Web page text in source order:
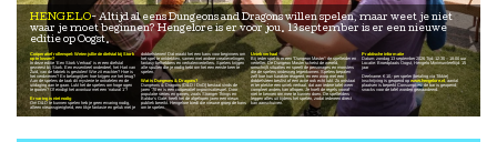
HENGELO Altijd al eens Dungeons and Dragons willen spelen, maar weet je niet
waar je moet beginnen? Hengelore is er voor jou. 13 september is er een nieuwe
editie op Oogst.
Coöperatief rollenspel: Weten jullie de diefstal bij Stork
op te lossen?
In deze editie ‘Een Stork Verhaal’ is er een diefstal
geweest bij Stork. Een essentieel onderdeel, het Hart van
Zuid, van de fabriek is gestolen! Wie zit erachter? Hoe is
het verdwenen? En belangrijker: hoe krijgen we het terug?
Aan de spelers de taak dit mysterie te ontrafelen en de
uitdaging aan te gaan. Lukt het de spelers om hoge ogen
te gooien? Of eindigt het avontuur met een ‘natural 1’?
Ervaring is niet nodig
Om D&D te kunnen spelen heb je geen ervaring nodig,
alleen nieuwsgierigheid, een tikje fantasie en geluk met je
dobbelstenen! Dat maakt het een kans voor beginners om
het spel te ontdekken, samen met andere creatievelingen,
fantasy liefhebbers en verhalenvertellers. Spelers krijgen
alle spullen die je nodig hebt om het een eerste keer te
spelen.
Wat is Dungeons & Dragons?
Dungeons & Dragons (D&D / DnD) bestaat sinds de
jaren ’70 en is een coöperatief improvisatiespel. Door
populaire series en games, zoals Stranger Things en
Baldur’s Gate, heeft het de afgelopen jaren een nieuw
publiek bereikt. Hengelore biedt die nieuwe groep de kans
om te spelen.
Uniek verhaal
Bij ieder spel is er een “Dungeon Master": de spelleider en
verteller. De Dungeon Master schetst de wereld,
omschrijft situaties en speelt de personages en monsters
die de spelers onderweg tegenkomen. Spelers bepalen
zelf hoe hun karakter reageert, en een worp met een
dobbelsteen beslist of een actie ook echt lukt. Zo ontstaat
er ter plekke een uniek verhaal, dat aan iedere tafel weer
compleet anders kan aflopen. Je hoeft de regels vooraf
niet te kennen om mee te kunnen doen. De spelleiders
leggen alles uit tijdens het spelen, zodat iedereen direct
kan aanschuiven.
Praktische informatie
Datum: zondag 13 september 2026 Tijd: 12:30 – 18:00 uur
Locatie: Broedplaats Oogst, Hengelo Minimumleeftijd: 15
jaar
Deelname: € 10,- per speler (betaling via Tikkie)
Inschrijving is geopend op www.hengelore.nl, aantal
plaatsen is beperkt Consumpties: de bar is geopend;
snacks voor de tafel worden gewaardeerd.